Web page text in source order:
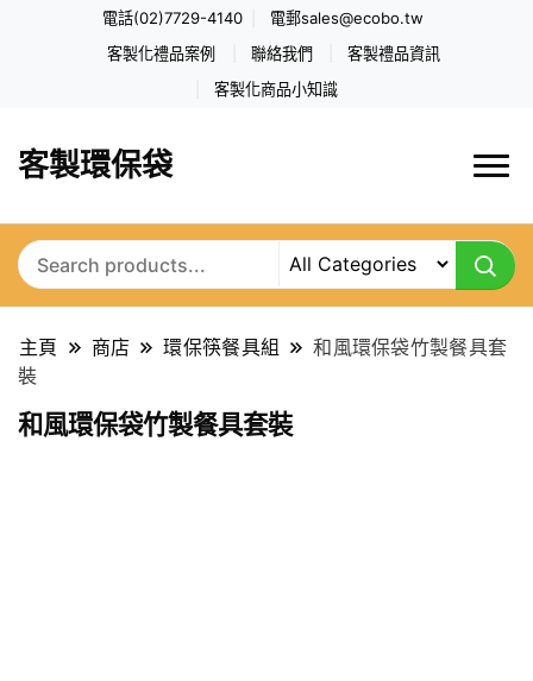
電話(02)7729-4140 電郵sales@ecobo.tw
客製化禮品案例 聯絡我們 客製禮品資訊
客製化商品小知識
客製環保袋
主頁 商店 環保筷餐具組
和風環保袋竹製餐具套
裝
和風環保袋竹製餐具套裝